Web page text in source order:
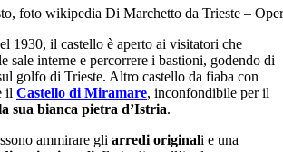
foto wikipedia Di Marchetto da Trieste –
1930, il castello è aperto ai visitatori che
sale interne e percorrere i bastioni, godendo di
golfo di Trieste. Altro castello da fiaba con
il Castello di Miramare, inconfondibile per il
sua bianca pietra d’Istria.
ammirare gli arredi originali e una